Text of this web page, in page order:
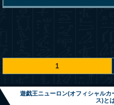
1
遊戯王ニューロン(オフィシャル
ス)と